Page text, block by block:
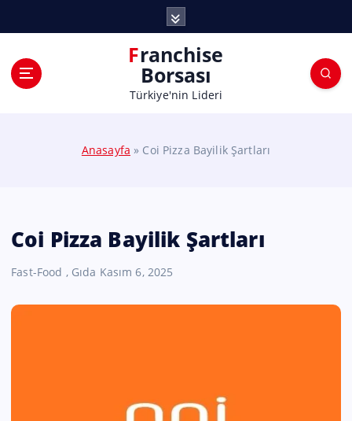
Franchise
Borsası
Türkiye'nin Lideri
Anasayfa » Coi Pizza Bayilik Şartları
Coi Pizza Bayilik Şartları
Fast-Food , Gıda Kasım 6, 2025